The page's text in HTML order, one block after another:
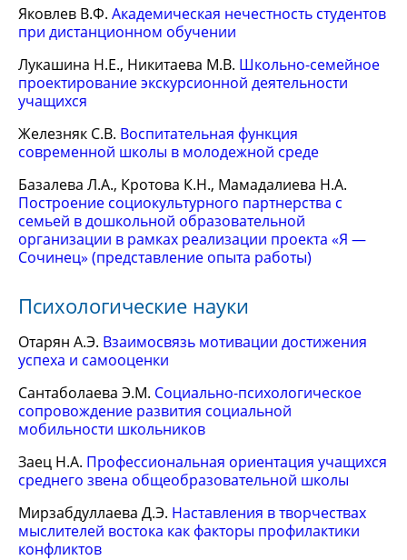
Яковлев В.Ф. Академическая нечестность студентов
при дистанционном обучении
Лукашина Н.Е., Никитаева М.В. Школьно-семейное
проектирование экскурсионной деятельности
учащихся
Железняк С.В. Воспитательная функция
современной школы в молодежной среде
Базалева Л.А., Кротова К.Н., Мамадалиева Н.А.
Построение социокультурного партнерства с
семьей в дошкольной образовательной
организации в рамках реализации проекта «Я —
Сочинец» (представление опыта работы)
Психологические науки
Отарян А.Э. Взаимосвязь мотивации достижения
успеха и самооценки
Сантаболаева Э.М. Социально-психологическое
сопровождение развития социальной
мобильности школьников
Заец Н.А. Профессиональная ориентация учащихся
среднего звена общеобразовательной школы
Мирзабдуллаева Д.Э. Наставления в творчествах
мыслителей востока как факторы профилактики
конфликтов